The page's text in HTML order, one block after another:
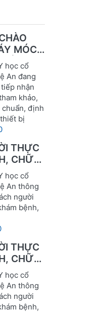
MÓC,
học cổ
An đang
nhận
khảo,
định
bị
THỰC
CHỮA
học cổ
An thông
người
bệnh,
THỰC
CHỮA
học cổ
An thông
người
bệnh,